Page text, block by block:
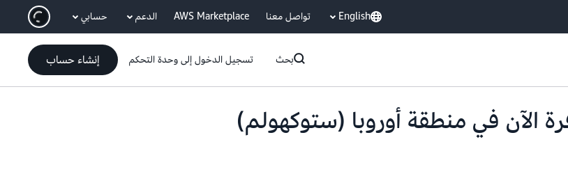
انتقل إلى المحتوى الرئيسي English تواصل معنا AWS Marketplace الدعم حسابي
بحث تسجيل الدخول إلى وحدة التحكم إنشاء حساب